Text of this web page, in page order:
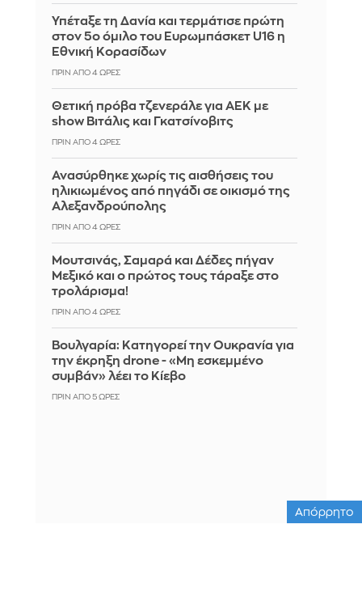
Υπέταξε τη Δανία και τερμάτισε πρώτη
στον 5ο όμιλο του Ευρωμπάσκετ U16 η
Εθνική Κορασίδων
ΠΡΙΝ ΑΠΌ 4 ΏΡΕΣ
Θετική πρόβα τζενεράλε για ΑΕΚ με
show Βιτάλις και Γκατσίνοβιτς
ΠΡΙΝ ΑΠΌ 4 ΏΡΕΣ
Ανασύρθηκε χωρίς τις αισθήσεις του
ηλικιωμένος από πηγάδι σε οικισμό της
Αλεξανδρούπολης
ΠΡΙΝ ΑΠΌ 4 ΏΡΕΣ
Μουτσινάς, Σαμαρά και Δέδες πήγαν
Μεξικό και ο πρώτος τους τάραξε στο
τρολάρισμα!
ΠΡΙΝ ΑΠΌ 4 ΏΡΕΣ
Βουλγαρία: Κατηγορεί την Ουκρανία για
την έκρηξη drone - «Μη εσκεμμένο
συμβάν» λέει το Κίεβο
ΠΡΙΝ ΑΠΌ 5 ΏΡΕΣ
Απόρρητο